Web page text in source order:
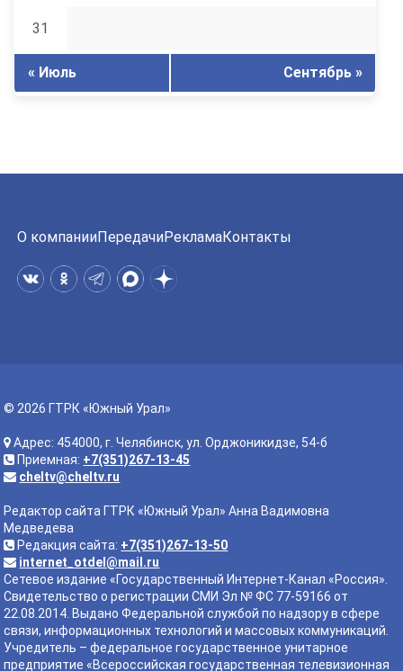
31
« Июль Сентябрь »
О компанииПередачиРекламаКонтакты
© 2026 ГТРК «Южный Урал»
Адрес: 454000, г. Челябинск, ул. Орджоникидзе, 54-б
Приемная: +7(351)267-13-45
cheltv@cheltv.ru
Редактор сайта ГТРК «Южный Урал» Анна Вадимовна
Медведева
Редакция сайта: +7(351)267-13-50
internet_otdel@mail.ru
Сетевое издание «Государственный Интернет-Канал «Россия».
Свидетельство о регистрации СМИ Эл № ФС 77-59166 от
22.08.2014. Выдано Федеральной службой по надзору в сфере
связи, информационных технологий и массовых коммуникаций.
Учредитель – федеральное государственное унитарное
предприятие «Всероссийская государственная телевизионная